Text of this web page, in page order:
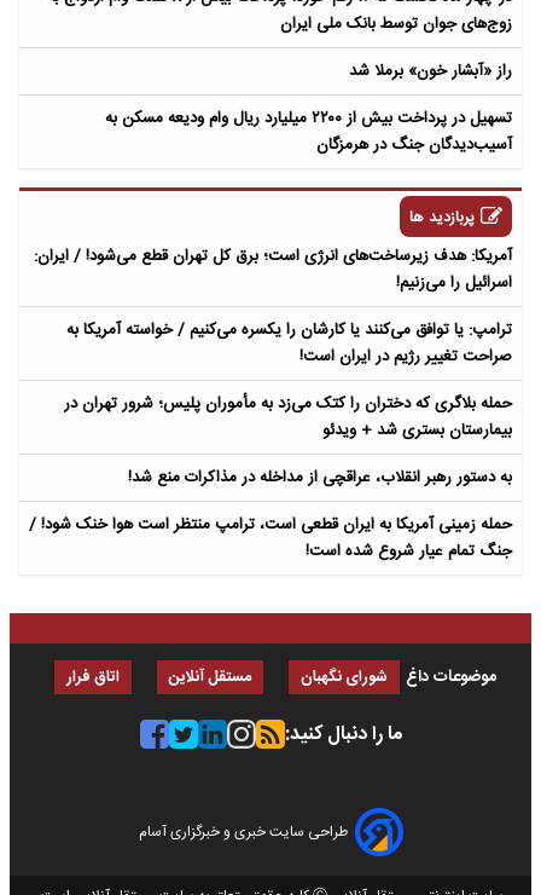
زوج‌های جوان توسط بانک ملی ایران
راز «آبشار خون» برملا شد
تسهیل در پرداخت بیش از ۲۲۰۰ میلیارد ریال وام ودیعه مسکن به
آسیب‌دیدگان جنگ در هرمزگان
پربازدید ها
آمریکا: هدف زیرساخت‌های انرژی است؛ برق کل تهران قطع می‌شود! / ایران:
اسرائیل را می‌زنیم!
ترامپ: یا توافق می‌کنند یا کارشان را یکسره می‌کنیم / خواسته آمریکا به
صراحت تغییر رژیم در ایران است!
حمله بلاگری که دختران را کتک می‌زد به مأموران پلیس؛ شرور تهران در
بیمارستان بستری شد + ویدئو
به دستور رهبر انقلاب، عراقچی از مداخله در مذاکرات منع شد!
حمله زمینی آمریکا به ایران قطعی است، ترامپ منتظر است هوا خنک شود! /
جنگ تمام عیار شروع شده است!
موضوعات داغ شورای نگهبان مستقل آنلاین اتاق فرار
ما را دنبال کنید:
طراحی سایت خبری و خبرگزاری آسام